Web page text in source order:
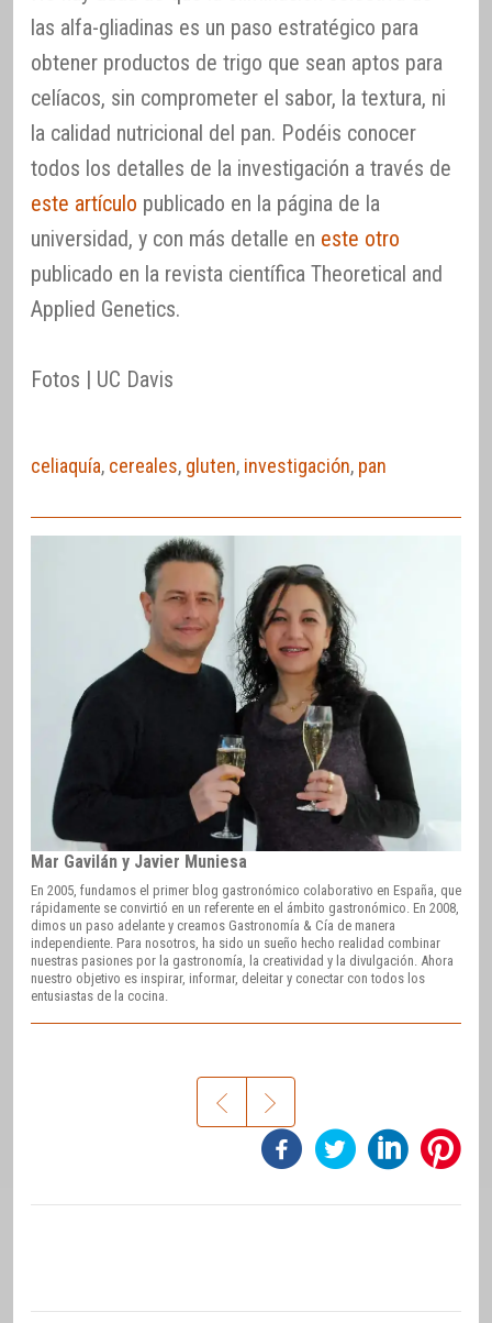
las alfa-gliadinas es un paso estratégico para
obtener productos de trigo que sean aptos para
celíacos, sin comprometer el sabor, la textura, ni
la calidad nutricional del pan. Podéis conocer
todos los detalles de la investigación a través de
este artículo publicado en la página de la
universidad, y con más detalle en este otro
publicado en la revista científica Theoretical and
Applied Genetics.
Fotos | UC Davis
celiaquía, cereales, gluten, investigación, pan
Mar Gavilán y Javier Muniesa
En 2005, fundamos el primer blog gastronómico colaborativo en España, que
rápidamente se convirtió en un referente en el ámbito gastronómico. En 2008,
dimos un paso adelante y creamos Gastronomía & Cía de manera
independiente. Para nosotros, ha sido un sueño hecho realidad combinar
nuestras pasiones por la gastronomía, la creatividad y la divulgación. Ahora
nuestro objetivo es inspirar, informar, deleitar y conectar con todos los
entusiastas de la cocina.